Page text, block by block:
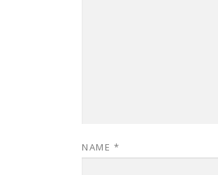
NAME *